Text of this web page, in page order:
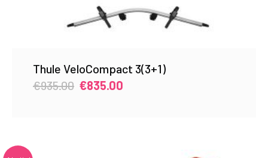
Thule VeloCompact 3(3+1)
€935.00 Original
€835.00